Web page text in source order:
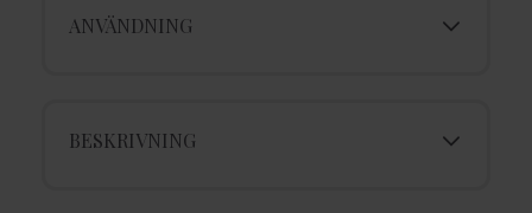
ANVÄNDNING
BESKRIVNING